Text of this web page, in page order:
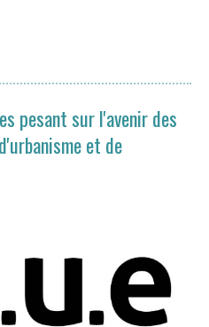
pesant sur l'avenir des
et de